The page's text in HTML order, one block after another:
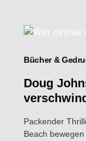
Bücher &
Doug
Packender
Beach